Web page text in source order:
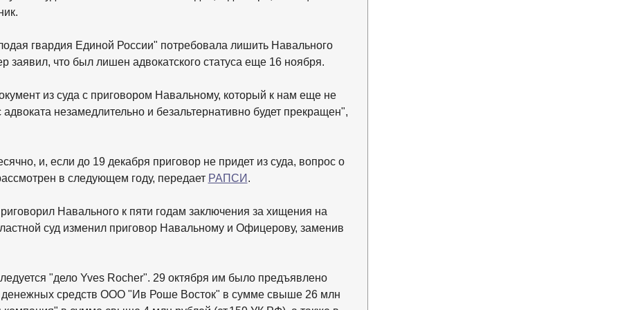
гвардия Единой России" потребовала лишить Навального
заявил, что был лишен адвокатского статуса еще 16 ноября.
из суда с приговором Навальному, который к нам еще не
незамедлительно и безальтернативно будет прекращен",
и, если до 19 декабря приговор не придет из суда, вопрос о
в следующем году, передает РАПСИ .
Навального к пяти годам заключения за хищения на
суд изменил приговор Навальному и Офицерову, заменив
"дело Yves Rocher". 29 октября им было предъявлено
средств ООО "Ив Роше Восток" в сумме свыше 26 млн